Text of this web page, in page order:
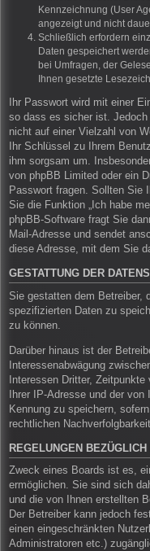
Kennzeichnung (User
angezeigt und nicht
Schließlich erfordern
Daten gespeichert
bei Umfragen, der
Ihnen gesetzte
Ihr Passwort wird mit einer
so dass es sicher ist.
nicht auf einer Vielzahl von
Ihr Schlüssel zu Ihrem
ihm sorgsam um.
von phpBB Limited oder ein
Passwort fragen. Sollten Sie
Sie die Funktion „Ich habe
phpBB-Software fragt Sie
Mail-Adresse und sendet
diese Adresse, mit dem Sie
GESTATTUNG DER
Sie gestatten dem Betreiber,
spezifizierten Daten zu
zu können.
Darüber hinaus ist der
Interessenabwägung
Interessen Dritter,
Ihrer IP-Adresse und der
Kennung zu speichern,
rechtlichen
REGELUNGEN
Zweck eines Boards ist es,
ermöglichen. Sie sind sich
und die von Ihnen erstellten
Der Betreiber kann jedoch
einen eingeschränkten
Administratoren etc.)